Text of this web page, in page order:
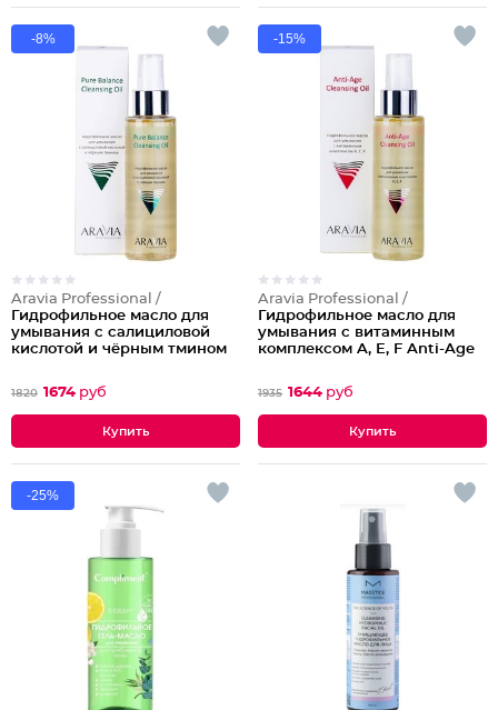
-8%
Aravia Professional /
Гидрофильное масло для
умывания с салициловой
кислотой и чёрным тмином
1820 1674 руб
-15%
Aravia Professional /
Гидрофильное масло для
умывания с витаминным
комплексом A, E, F Anti-Age
1935 1644 руб
-25%